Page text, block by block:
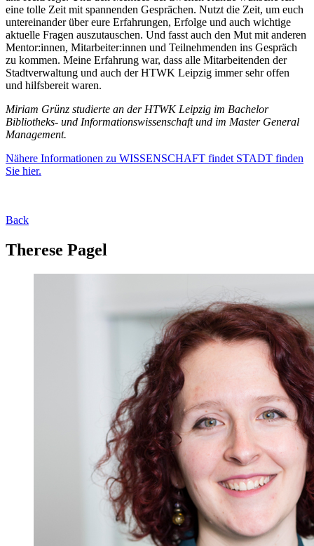
eine tolle Zeit mit spannenden Gesprächen. Nutzt die Zeit, um euch
untereinander über eure Erfahrungen, Erfolge und auch wichtige
aktuelle Fragen auszutauschen. Und fasst auch den Mut mit anderen
Mentor:innen, Mitarbeiter:innen und Teilnehmenden ins Gespräch
zu kommen. Meine Erfahrung war, dass alle Mitarbeitenden der
Stadtverwaltung und auch der HTWK Leipzig immer sehr offen
und hilfsbereit waren.
Miriam Grünz studierte an der HTWK Leipzig im Bachelor
Bibliotheks- und Informationswissenschaft und im Master General
Management.
Nähere Informationen zu WISSENSCHAFT findet STADT finden
Sie hier.
Back
Therese Pagel